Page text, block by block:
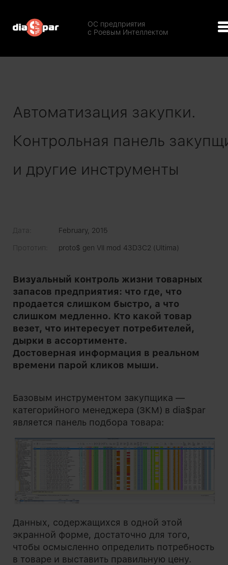
ОС предприятия
с Роевым Интеллектом
Автоматизация закупки.
Контрольная панель
и другие инструменты
Дата: February, 2015
Прототип: proto$ gen VII mod 43D3C2 (Ultima)
Визуальный контроль жизни товарных
запасов предприятия: что где, что
продается слишком быстро, а что
слишком медленно. Кто какой товар
везет, что интересует потребителей,
дырки в ассортименте.
Достоверная информация в реальном
времени парой кликов мыши.
Базовым инструментом закупщика —
категорийного менеджера (ЗКМ) в dia$par
является панель подбора товара:
Данных, содержащихся в одной этой
экранной форме, достаточно для того,
чтобы осмысленно определить потребность
в товаре и выставить правильную цену.